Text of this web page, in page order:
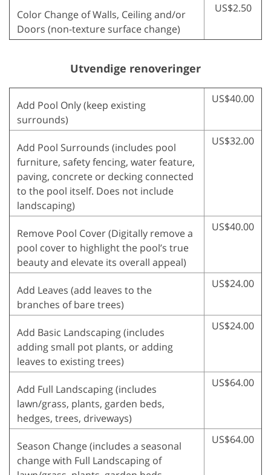
Color Change of Walls, Ceiling and/or
Doors (non-texture surface change)
US$2.50
Utvendige renoveringer
Add Pool Only (keep existing
surrounds)
US$40.00
Add Pool Surrounds (includes pool
furniture, safety fencing, water feature,
paving, concrete or decking connected
to the pool itself. Does not include
landscaping)
US$32.00
Remove Pool Cover (Digitally remove a
pool cover to highlight the pool’s true
beauty and elevate its overall appeal)
US$40.00
Add Leaves (add leaves to the
branches of bare trees)
US$24.00
Add Basic Landscaping (includes
adding small pot plants, or adding
leaves to existing trees)
US$24.00
Add Full Landscaping (includes
lawn/grass, plants, garden beds,
hedges, trees, driveways)
US$64.00
Season Change (includes a seasonal
change with Full Landscaping of
US$64.00